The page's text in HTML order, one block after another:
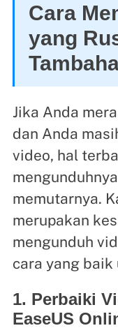
Cara
yang
Jika Anda
dan Anda
video, hal
memutarnya.
merupakan
mengunduh
cara yang baik
1. Perbaiki
EaseUS